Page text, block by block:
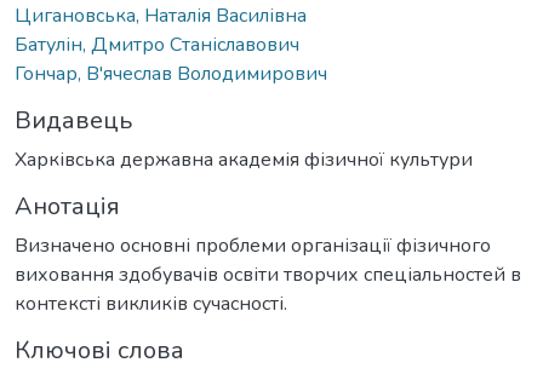
Цигановська, Наталія Василівна
Батулін, Дмитро Станіславович
Гончар, В'ячеслав Володимирович
Видавець
Харківська державна академія фізичної культури
Анотація
Визначено основні проблеми організації фізичного
виховання здобувачів освіти творчих спеціальностей в
контексті викликів сучасності.
Ключові слова